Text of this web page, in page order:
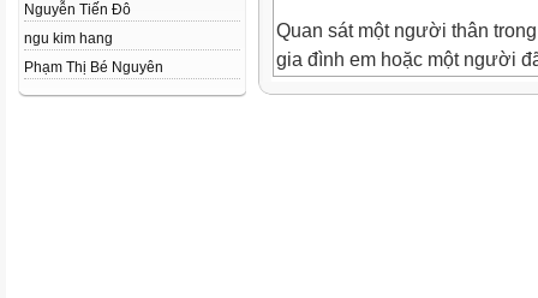
Nguyễn Tiến Đô
ngu kim hang
Phạm Thị Bé Nguyên
Quan sát một người thân trong
gia đình em hoặc một người